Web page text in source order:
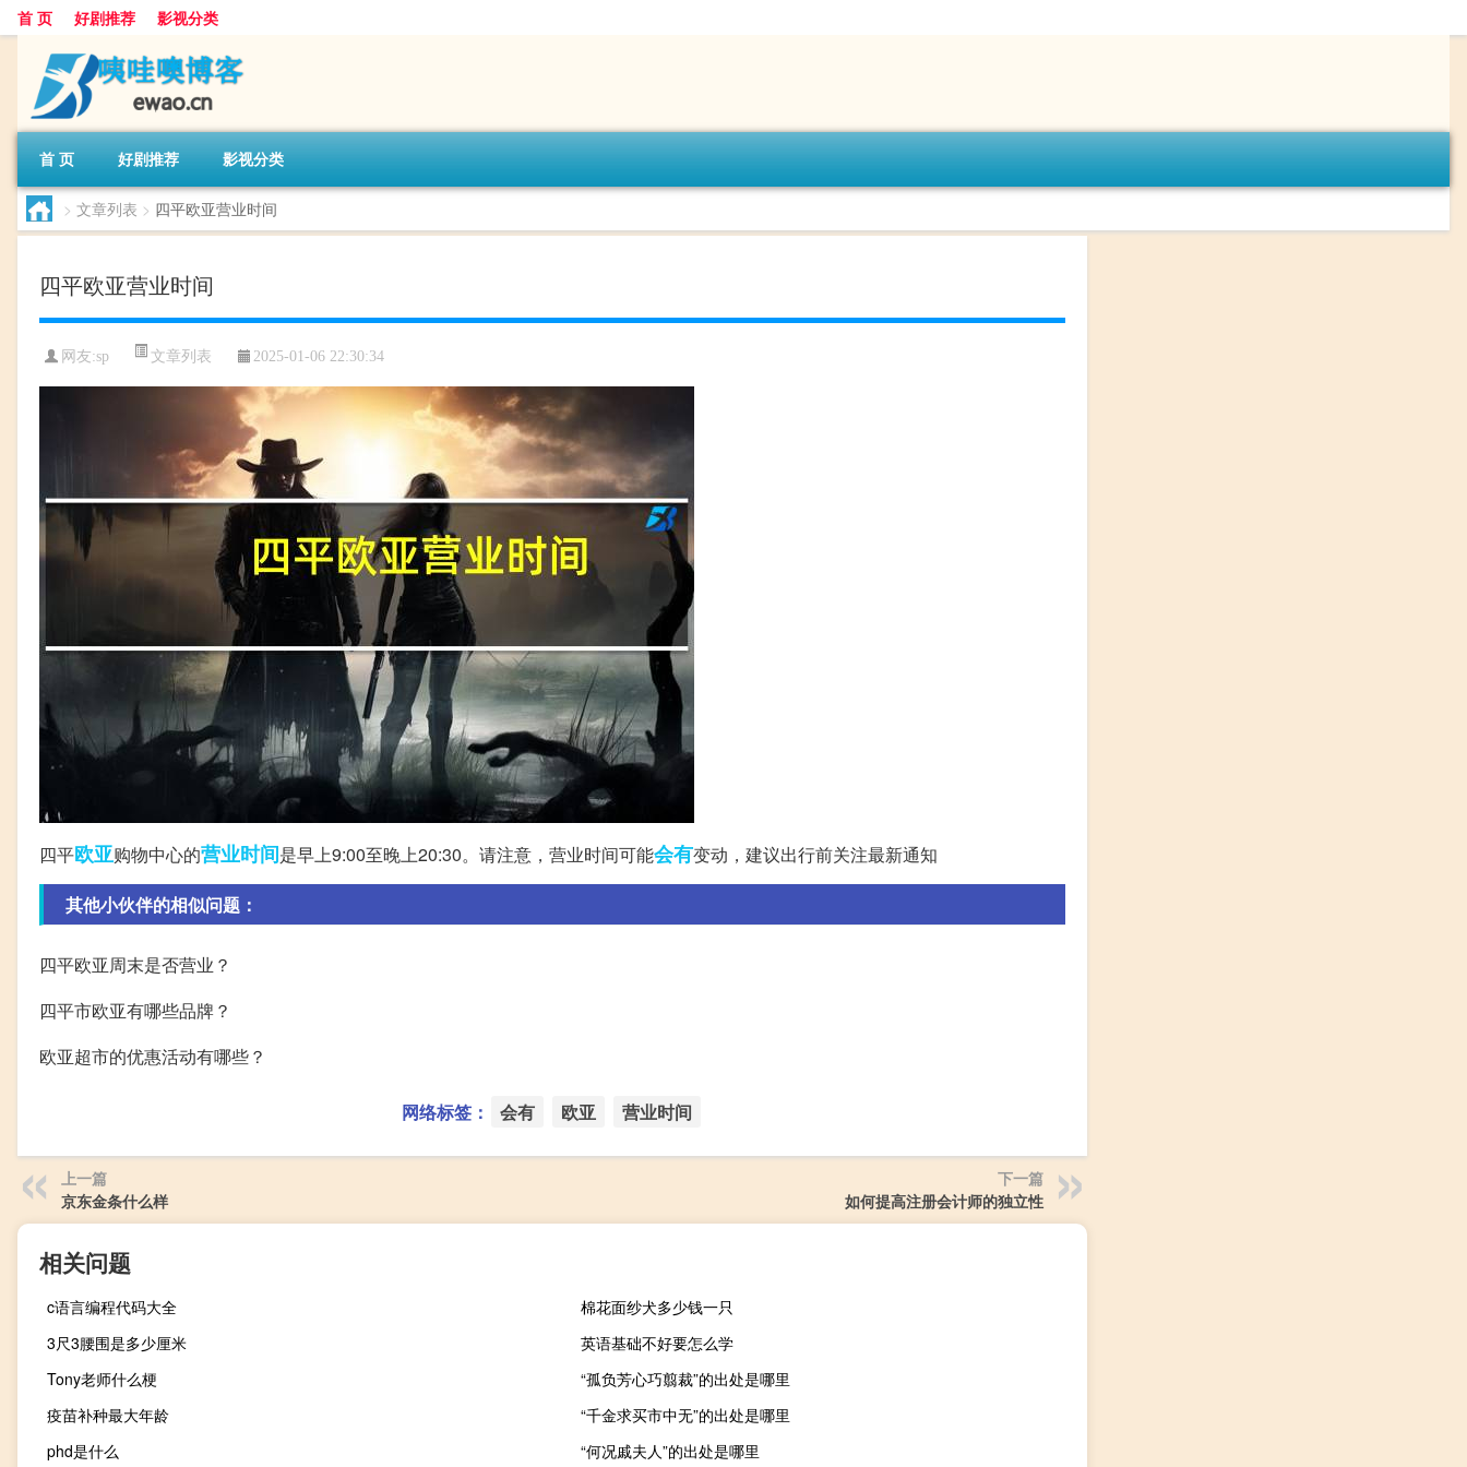
首 页 好剧推荐 影视分类
首 页 好剧推荐 影视分类
> 文章列表 > 四平欧亚营业时间
四平欧亚营业时间
网友:sp 文章列表 2025-01-06 22:30:34
四平欧亚购物中心的营业时间是早上9:00至晚上20:30。请注意，营业时间可能会有变动，建议出行前关注最新通知
其他小伙伴的相似问题：
四平欧亚周末是否营业？
四平市欧亚有哪些品牌？
欧亚超市的优惠活动有哪些？
网络标签： 会有 欧亚 营业时间
上一篇
京东金条什么样
下一篇
如何提高注册会计师的独立性
相关问题
c语言编程代码大全
棉花面纱犬多少钱一只
3尺3腰围是多少厘米
英语基础不好要怎么学
Tony老师什么梗
“孤负芳心巧翦裁”的出处是哪里
疫苗补种最大年龄
“千金求买市中无”的出处是哪里
phd是什么
“何况戚夫人”的出处是哪里